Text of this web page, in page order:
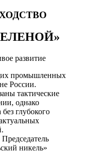
развитие
промышленных
России.
тактические
однако
глубокого
никель»